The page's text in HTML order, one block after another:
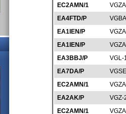
EC2AMN/1
EA4FTD/P
EA1IEN/P
EA1IEN/P
EA3BBJ/P
VGL-
EA7DA/P
EC2AMN/1
EA2AK/P
VGZ-
EC2AMN/1